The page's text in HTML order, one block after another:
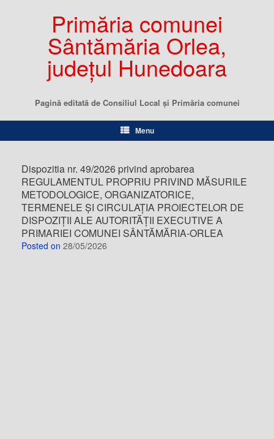
Primăria comunei
Sântămăria Orlea,
județul Hunedoara
Pagină editată de Consiliul Local şi Primăria comunei
Menu
Dispozitia nr. 49/2026 privind aprobarea
REGULAMENTUL PROPRIU PRIVIND MĂSURILE
METODOLOGICE, ORGANIZATORICE,
TERMENELE ȘI CIRCULAȚIA PROIECTELOR DE
DISPOZIȚII ALE AUTORITĂȚII EXECUTIVE A
PRIMARIEI COMUNEI SÂNTĂMĂRIA-ORLEA
Posted on 28/05/2026